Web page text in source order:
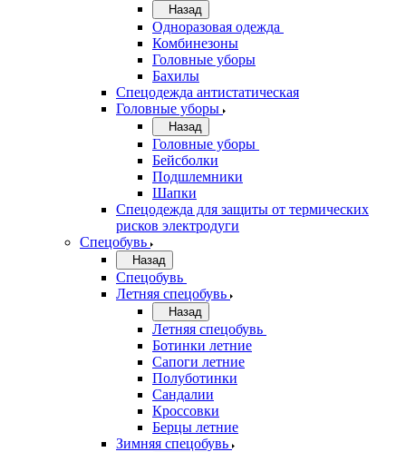
Назад
Одноразовая одежда
Комбинезоны
Головные уборы
Бахилы
Спецодежда антистатическая
Головные уборы
Назад
Головные уборы
Бейсболки
Подшлемники
Шапки
Спецодежда для защиты от термических
рисков электродуги
Спецобувь
Назад
Спецобувь
Летняя спецобувь
Назад
Летняя спецобувь
Ботинки летние
Сапоги летние
Полуботинки
Сандалии
Кроссовки
Берцы летние
Зимняя спецобувь